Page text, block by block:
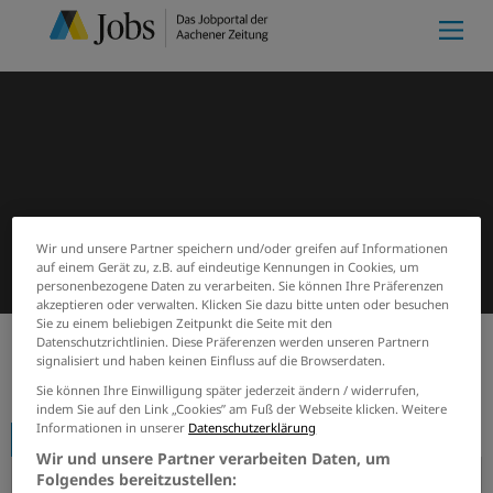
Start Firmenprofile NEW Niederrhein Energie und
Wir und unsere Partner speichern und/oder greifen auf Informationen
auf einem Gerät zu, z.B. auf eindeutige Kennungen in Cookies, um
personenbezogene Daten zu verarbeiten. Sie können Ihre Präferenzen
akzeptieren oder verwalten. Klicken Sie dazu bitte unten oder besuchen
Sie zu einem beliebigen Zeitpunkt die Seite mit den
Datenschutzrichtlinien. Diese Präferenzen werden unseren Partnern
signalisiert und haben keinen Einfluss auf die Browserdaten.
Sie können Ihre Einwilligung später jederzeit ändern / widerrufen,
indem Sie auf den Link „Cookies” am Fuß der Webseite klicken. Weitere
Informationen in unserer Datenschutzerklärung
Wir und unsere Partner verarbeiten Daten, um
Folgendes bereitzustellen: